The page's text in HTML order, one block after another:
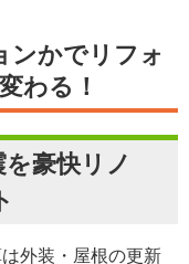
ンかでリフォ
わる！
豪快リノ
外装・屋根の更新